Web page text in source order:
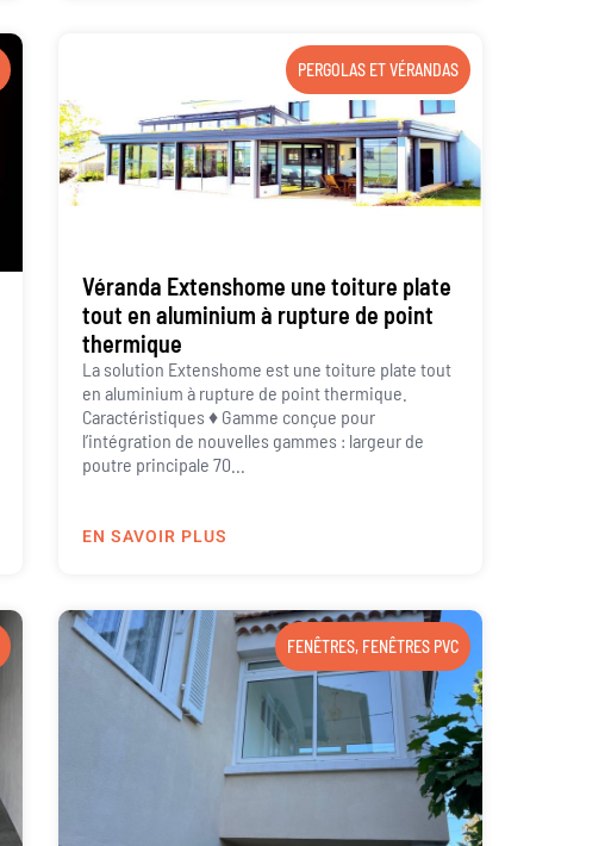
PERGOLAS ET VÉRANDAS
Véranda Extenshome une toiture plate
tout en aluminium à rupture de point
thermique
La solution Extenshome est une toiture plate tout
en aluminium à rupture de point thermique.
Caractéristiques ♦ Gamme conçue pour
l’intégration de nouvelles gammes : largeur de
poutre principale 70...
EN SAVOIR PLUS
FENÊTRES, FENÊTRES PVC